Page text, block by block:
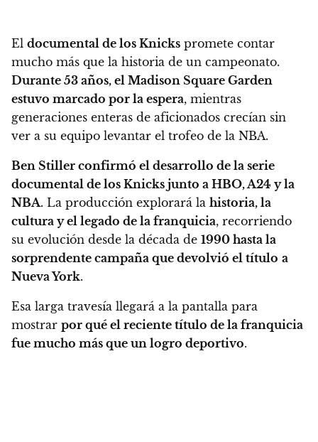
El documental de los Knicks promete contar
mucho más que la historia de un campeonato.
Durante 53 años, el Madison Square Garden
estuvo marcado por la espera, mientras
generaciones enteras de aficionados crecían sin
ver a su equipo levantar el trofeo de la NBA.
Ben Stiller confirmó el desarrollo de la serie
documental de los Knicks junto a HBO, A24 y la
NBA. La producción explorará la historia, la
cultura y el legado de la franquicia, recorriendo
su evolución desde la década de 1990 hasta la
sorprendente campaña que devolvió el título a
Nueva York.
Esa larga travesía llegará a la pantalla para
mostrar por qué el reciente título de la franquicia
fue mucho más que un logro deportivo.